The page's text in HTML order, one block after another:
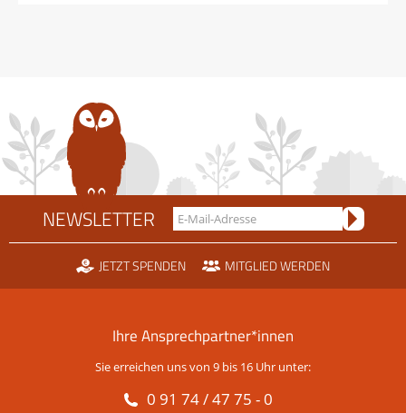
NEWSLETTER
JETZT SPENDEN MITGLIED WERDEN
Ihre Ansprechpartner*innen
Sie erreichen uns von 9 bis 16 Uhr unter:
0 91 74 / 47 75 - 0